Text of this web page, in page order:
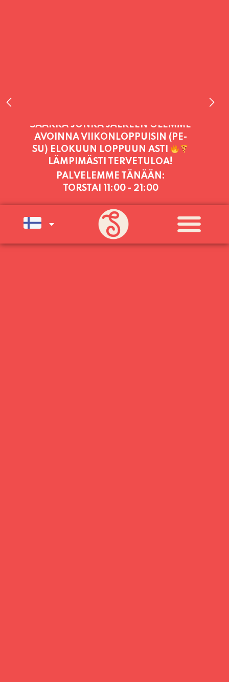
PALVELEMME TÄNÄÄN:
TORSTAI 11:00 - 21:00
PALVELEMME PÄIVITTÄIN (MA-SU
KLO 11-21) SUNNUNTAIHIN 16.8.
SAAKKA JONKA JÄLKEEN OLEMME
AVOINNA VIIKONLOPPUISIN (PE-
SU) ELOKUUN LOPPUUN ASTI
LÄMPIMÄSTI TERVETULOA!